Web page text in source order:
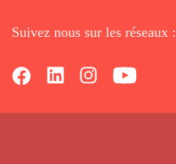
Suivez nous sur les réseaux :